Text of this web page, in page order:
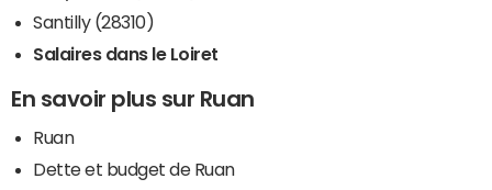
Santilly (28310)
Salaires dans le Loiret
En savoir plus sur Ruan
Ruan
Dette et budget de Ruan